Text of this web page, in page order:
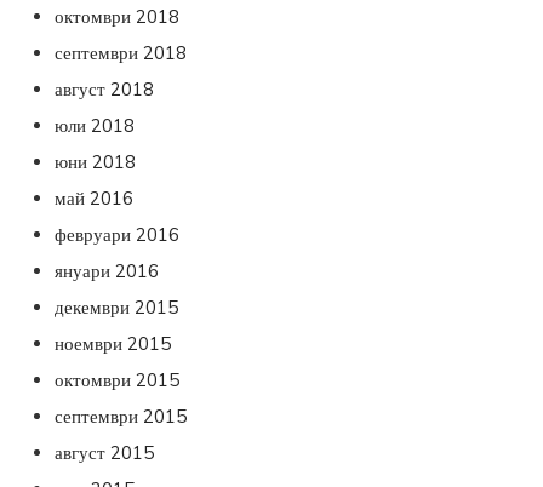
октомври 2018
септември 2018
август 2018
юли 2018
юни 2018
май 2016
февруари 2016
януари 2016
декември 2015
ноември 2015
октомври 2015
септември 2015
август 2015